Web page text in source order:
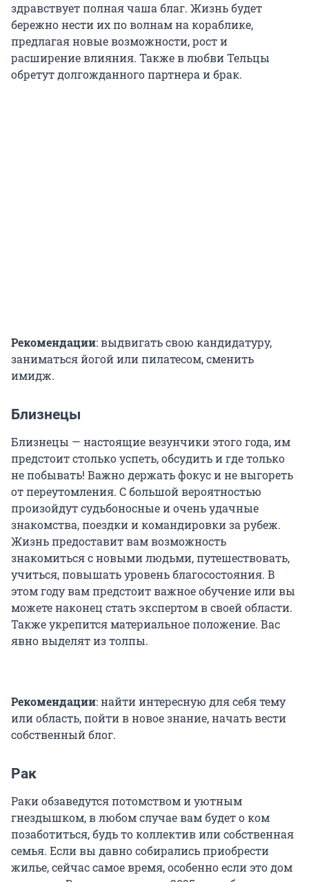
здравствует полная чаша благ. Жизнь будет
бережно нести их по волнам на кораблике,
предлагая новые возможности, рост и
расширение влияния. Также в любви Тельцы
обретут долгожданного партнера и брак.
Рекомендации: выдвигать свою кандидатуру,
заниматься йогой или пилатесом, сменить
имидж.
Близнецы
Близнецы — настоящие везунчики этого года, им
предстоит столько успеть, обсудить и где только
не побывать! Важно держать фокус и не выгореть
от переутомления. С большой вероятностью
произойдут судьбоносные и очень удачные
знакомства, поездки и командировки за рубеж.
Жизнь предоставит вам возможность
знакомиться с новыми людьми, путешествовать,
учиться, повышать уровень благосостояния. В
этом году вам предстоит важное обучение или вы
можете наконец стать экспертом в своей области.
Также укрепится материальное положение. Вас
явно выделят из толпы.
Рекомендации: найти интересную для себя тему
или область, пойти в новое знание, начать вести
собственный блог.
Рак
Раки обзаведутся потомством и уютным
гнездышком, в любом случае вам будет о ком
позаботиться, будь то коллектив или собственная
семья. Если вы давно собирались приобрести
жилье, сейчас самое время, особенно если это дом